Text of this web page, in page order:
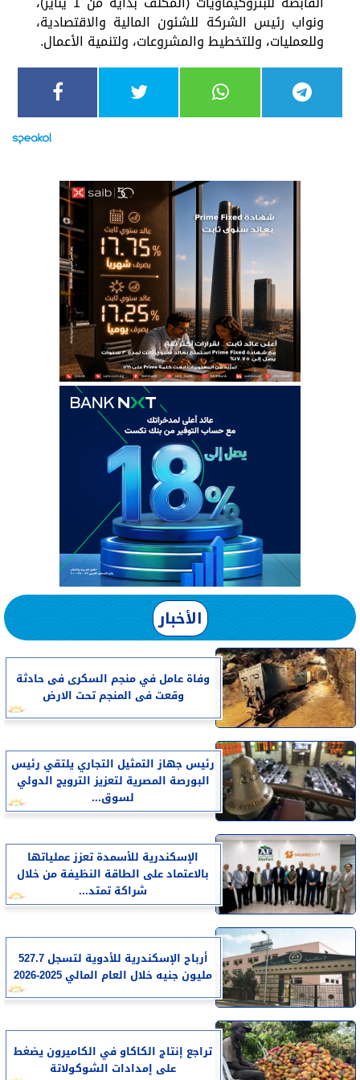
ونواب رئيس الشركة للشئون المالية والاقتصادية،
وللعمليات، وللتخطيط والمشروعات، ولتنمية الأعمال.
الأخبار
وفاة عامل في منجم السكرى فى حادثة
وقعت فى المنجم تحت الارض
رئيس جهاز التمثيل التجاري يلتقي رئيس
البورصة المصرية لتعزيز الترويج الدولي
لسوق...
الإسكندرية للأسمدة تعزز عملياتها
بالاعتماد على الطاقة النظيفة من خلال
شراكة تمتد...
أرباح الإسكندرية للأدوية لتسجل 527.7
مليون جنيه خلال العام المالي 2025-2026
تراجع إنتاج الكاكاو في الكاميرون يضغط
على إمدادات الشوكولاتة